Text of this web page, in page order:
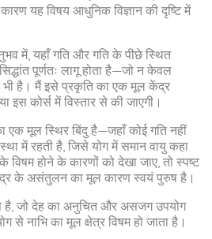
यह विषय आधुनिक विज्ञान की दृष्टि में
में, यहाँ गति और गति के पीछे स्थित
पूर्णतः लागू होता है—जो न केवल
भी है। मैं इसे प्रकृति का एक मूल केंद्र
इस कोर्स में विस्तार से की जाएगी।
एक मूल स्थिर बिंदु है—जहाँ कोई गति नहीं
में रहती है, जिसे योग में समान वायु कहा
होने के कारणों को देखा जाए, तो स्पष्ट
के असंतुलन का मूल कारण स्वयं पुरुष है।
है, जो देह का अनुचित और असजग उपयोग
से नाभि का मूल क्षेत्र विषम हो जाता है।